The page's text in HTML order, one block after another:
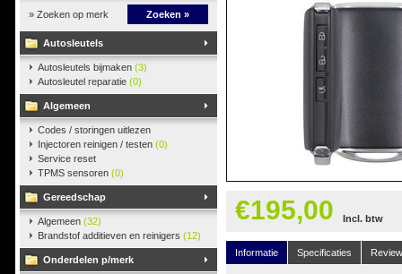
» Zoeken op merk Zoeken »
Autosleutels
Autosleutels bijmaken (3)
Autosleutel reparatie (0)
Algemeen
Codes / storingen uitlezen
Injectoren reinigen / testen (0)
Service reset
TPMS sensoren (0)
Gereedschap
Algemeen (32)
Brandstof additieven en reinigers (12)
Onderdelen p/merk
€195,00 Incl. btw
Informatie Specificaties